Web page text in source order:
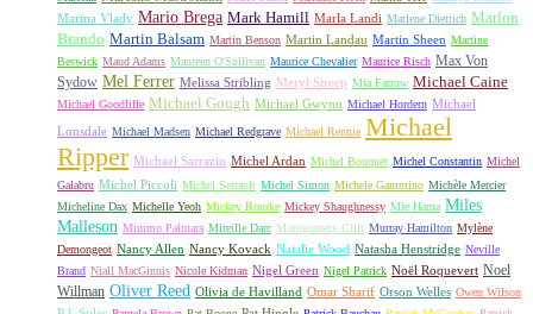
Marina Vlady Mario Brega Mark Hamill Marla Landi Marlene Dietrich Marlon
Brando Martin Balsam Martin Benson Martin Landau Martin Sheen Martine
Beswick Maud Adams Maureen O'Sullivan Maurice Chevalier Maurice Risch Max Von
Sydow Mel Ferrer Melissa Stribling Meryl Streep Mia Farrow Michael Caine
Michael Goodliffe Michael Gough Michael Gwynn Michael Hordern Michael
Lonsdale Michael Madsen Michael Redgrave Michael Rennie Michael
Ripper Michael Sarrazin Michel Ardan Michel Bouquet Michel Constantin Michel
Galabru Michel Piccoli Michel Serrault Michel Simon Michele Gammino Michèle Mercier
Micheline Dax Michelle Yeoh Mickey Rourke Mickey Shaughnessy Mie Hama Miles
Malleson Mimmo Palmara Mireille Darc Montgomery Clift Murray Hamilton Mylène
Demongeot Nancy Allen Nancy Kovack Natalie Wood Natasha Henstridge Neville
Brand Niall MacGinnis Nicole Kidman Nigel Green Nigel Patrick Noël Roquevert Noel
Willman Oliver Reed Olivia de Havilland Omar Sharif Orson Welles Owen Wilson